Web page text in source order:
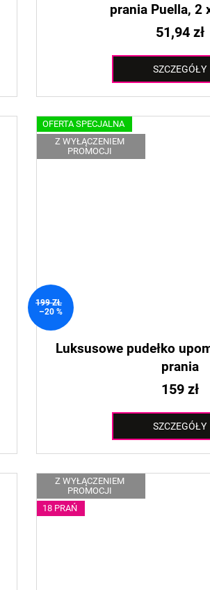
prania Puella, 2
51,94 zł
SZCZEGÓŁY
OFERTA SPECJALNA
Z WYŁĄCZENIEM
PROMOCJI
199 ZŁ
–20 %
Luksusowe pudełko
prania
159 zł
SZCZEGÓŁY
Z WYŁĄCZENIEM
PROMOCJI
18 PRAŃ